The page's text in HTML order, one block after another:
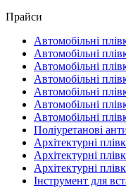
Прайси
Автомобільні
Автомобільні
Автомобільні
Автомобільні
Автомобільні
Автомобільні
Автомобільні
Поліуретанові
Архітектурні
Архітектурні
Архітектурні
Інструмент для